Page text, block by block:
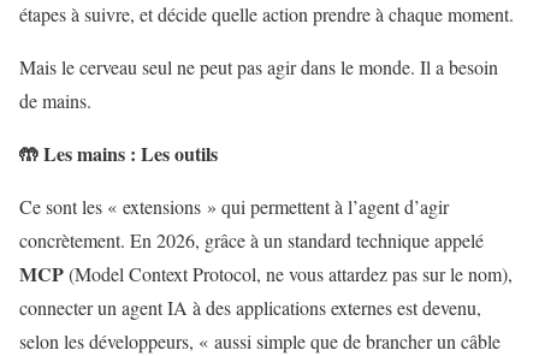
étapes à suivre, et décide quelle action prendre à chaque moment.
Mais le cerveau seul ne peut pas agir dans le monde. Il a besoin
de mains.
🤲 Les mains : Les outils
Ce sont les « extensions » qui permettent à l’agent d’agir
concrètement. En 2026, grâce à un standard technique appelé
MCP(Model Context Protocol, ne vous attardez pas sur le nom),
connecter un agent IA à des applications externes est devenu,
selon les développeurs, « aussi simple que de brancher un câble